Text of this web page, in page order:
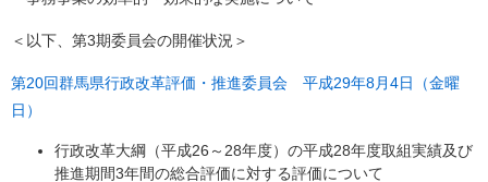
＜以下、第3期委員会の開催状況＞
第20回群馬県行政改革評価・推進委員会 平成29年8月4日（金曜
日）
行政改革大綱（平成26～28年度）の平成28年度取組実績及び
推進期間3年間の総合評価に対する評価について